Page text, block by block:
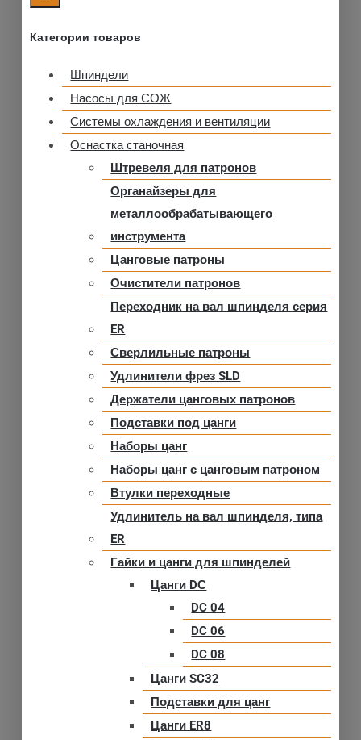
Категории товаров
Шпиндели
Насосы для СОЖ
Системы охлаждения и вентиляции
Оснастка станочная
Штревеля для патронов
Органайзеры для
металлообрабатывающего
инструмента
Цанговые патроны
Очистители патронов
Переходник на вал шпинделя серия
ER
Сверлильные патроны
Удлинители фрез SLD
Держатели цанговых патронов
Подставки под цанги
Наборы цанг
Наборы цанг с цанговым патроном
Втулки переходные
Удлинитель на вал шпинделя, типа
ER
Гайки и цанги для шпинделей
Цанги DС
DC 04
DC 06
DC 08
Цанги SC32
Подставки для цанг
Цанги ER8